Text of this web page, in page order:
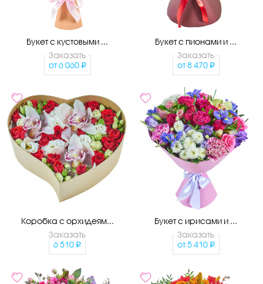
Букет с кустовыми ...
Заказать
от 6 060
Букет с пионами и ...
Заказать
от 8 470
Коробка с орхидеям...
Заказать
6 510
Букет с ирисами и ...
Заказать
от 5 410